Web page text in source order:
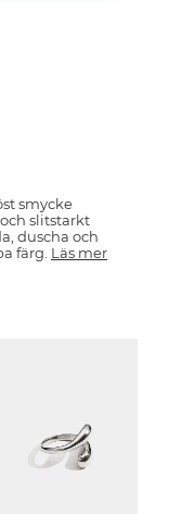
smycke
slitstarkt
duscha och
färg. Läs mer